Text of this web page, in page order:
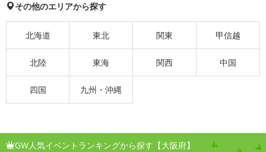
その他のエリアから探す
北海道 東北 関東 甲信越
北陸 東海 関西 中国
四国 九州・沖縄
GW人気イベントランキングから探す【大阪府】